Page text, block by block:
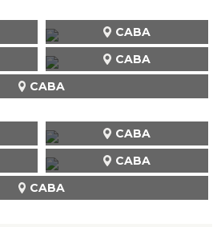
CABA
CABA
CABA
CABA
CABA
CABA